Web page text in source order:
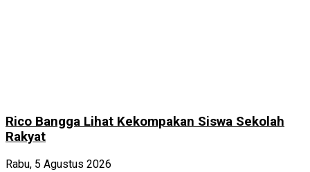
Rico Bangga Lihat Kekompakan Siswa Sekolah
Rakyat
Rabu, 5 Agustus 2026